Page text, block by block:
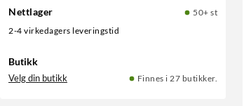
Nettlager
50+ st
2-4 virkedagers leveringstid
Butikk
Velg din butikk Finnes i 27 butikker.